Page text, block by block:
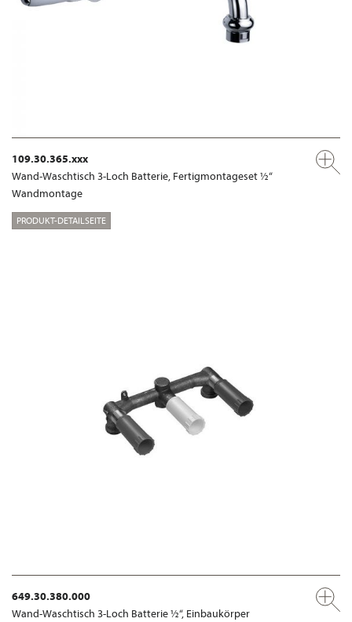
109.30.365.xxx
Wand-Waschtisch 3-Loch Batterie, Fertigmontageset ½“
Wandmontage
PRODUKT-DETAILSEITE
649.30.380.000
Wand-Waschtisch 3-Loch Batterie ½“, Einbaukörper